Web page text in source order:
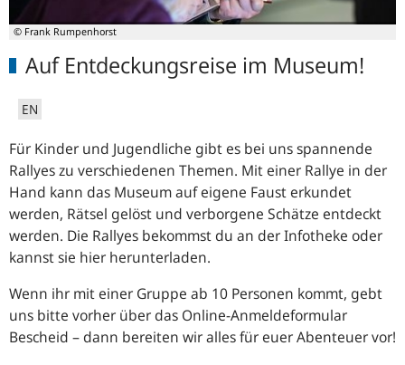
© Frank Rumpenhorst
Auf Entdeckungsreise im Museum!
EN
Für Kinder und Jugendliche gibt es bei uns spannende
Rallyes zu verschiedenen Themen. Mit einer Rallye in der
Hand kann das Museum auf eigene Faust erkundet
werden, Rätsel gelöst und verborgene Schätze entdeckt
werden. Die Rallyes bekommst du an der Infotheke oder
kannst sie hier herunterladen.
Wenn ihr mit einer Gruppe ab 10 Personen kommt, gebt
uns bitte vorher über das Online-Anmeldeformular
Bescheid – dann bereiten wir alles für euer Abenteuer vor!